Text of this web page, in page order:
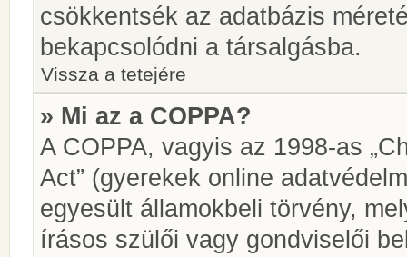
csökkentsék az adatbázis
bekapcsolódni a társalgásba.
Vissza a tetejére
» Mi az a COPPA?
A COPPA, vagyis az 1998-as
Act” (gyerekek online
egyesült államokbeli törvény,
írásos szülői vagy gondviselői